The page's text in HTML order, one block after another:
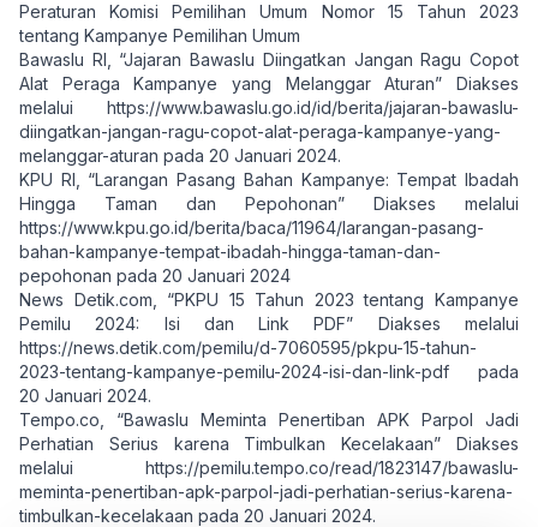
Peraturan Komisi Pemilihan Umum Nomor 15 Tahun 2023
tentang Kampanye Pemilihan Umum
Bawaslu RI, “Jajaran Bawaslu Diingatkan Jangan Ragu Copot
Alat Peraga Kampanye yang Melanggar Aturan” Diakses
melalui https://www.bawaslu.go.id/id/berita/jajaran-bawaslu-
diingatkan-jangan-ragu-copot-alat-peraga-kampanye-yang-
melanggar-aturan pada 20 Januari 2024.
KPU RI, “Larangan Pasang Bahan Kampanye: Tempat Ibadah
Hingga Taman dan Pepohonan” Diakses melalui
https://www.kpu.go.id/berita/baca/11964/larangan-pasang-
bahan-kampanye-tempat-ibadah-hingga-taman-dan-
pepohonan pada 20 Januari 2024
News Detik.com, “PKPU 15 Tahun 2023 tentang Kampanye
Pemilu 2024: Isi dan Link PDF” Diakses melalui
https://news.detik.com/pemilu/d-7060595/pkpu-15-tahun-
2023-tentang-kampanye-pemilu-2024-isi-dan-link-pdf pada
20 Januari 2024.
Tempo.co, “Bawaslu Meminta Penertiban APK Parpol Jadi
Perhatian Serius karena Timbulkan Kecelakaan” Diakses
melalui https://pemilu.tempo.co/read/1823147/bawaslu-
meminta-penertiban-apk-parpol-jadi-perhatian-serius-karena-
timbulkan-kecelakaan pada 20 Januari 2024.